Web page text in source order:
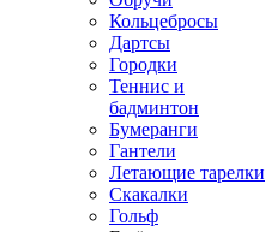
Кольцебросы
Дартсы
Городки
Теннис и
бадминтон
Бумеранги
Гантели
Летающие тарелки
Скакалки
Гольф